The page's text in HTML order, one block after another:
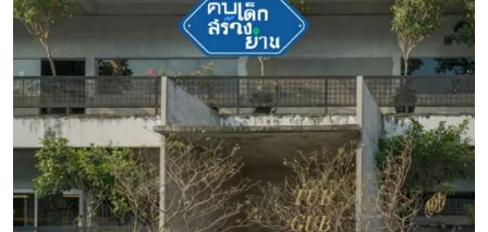
ด้านทรัพยากรน้ำ โดยทุกปีของ Venice Biennale Arte มักแบ่ง
พื้นที่จัดแสดงงานศิลปะออกเป็น 2 พื้นที่หลัก คือ Giardini della
Biennale และ Arsenale di Venezia แล้วเพิ่มเติมงานน่าสนใจอีก
มากมายตามสถานที่ต่าง ๆ ในเมืองเวนิส อาทิ งาน The Spirits
of Maritime Crossing ของศิลปินไทยและอาเซียนที่ Palazzo
Rocco Contarini Corfu และงาน […]